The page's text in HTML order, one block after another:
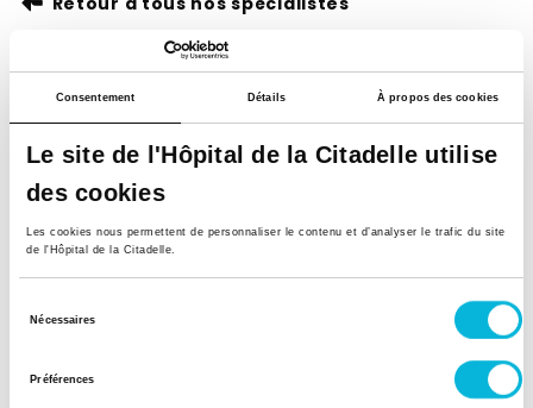
Consentement Détails À propos des cookies
Le site de l'Hôpital de la Citadelle utilise
des cookies
Les cookies nous permettent de personnaliser le contenu et d’analyser le trafic du site
de l'Hôpital de la Citadelle.
Nécessaires
Préférences
Soutenez notre Fondation
Votre don à la Fondation permet de
directement le bien-être des patients et